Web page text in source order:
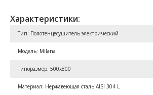
Характеристики:
Тип: Полотенцесушитель электрический
Модель: Milana
Типоразмер: 500x800
Материал: Нержавеющая сталь AISI 304 L